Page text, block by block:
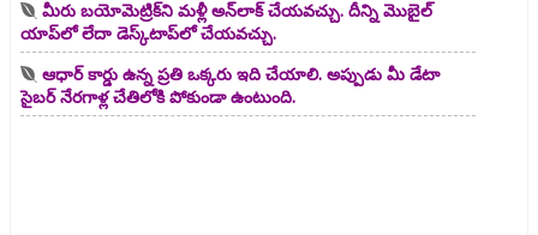
మీరు బయోమెట్రిక్‌ని మళ్లీ అన్‌లాక్ చేయవచ్చు. దీన్ని మొబైల్
యాప్‌లో లేదా డెస్క్‌టాప్‌లో చేయవచ్చు.
ఆధార్‌ కార్డు ఉన్న ప్రతి ఒక్కరు ఇది చేయాలి. అప్పుడు మీ డేటా
సైబర్‌ నేరగాళ్ల చేతిలోకి పోకుండా ఉంటుంది.